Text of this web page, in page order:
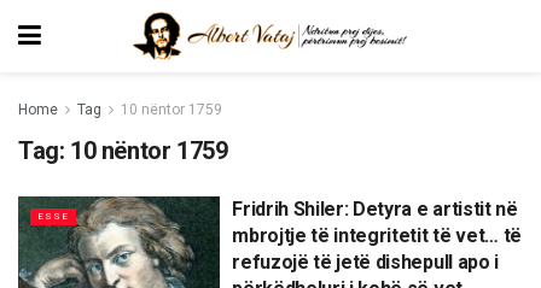
Home Tag 10 nëntor 1759
Tag: 10 nëntor 1759
ESSE
Fridrih Shiler: Detyra e artistit në
mbrojtje të integritetit të vet… të
refuzojë të jetë dishepull apo i